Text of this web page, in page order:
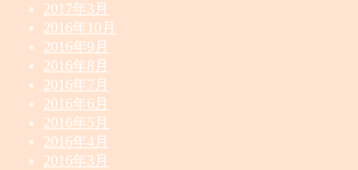
2017年3月
2016年10月
2016年9月
2016年8月
2016年7月
2016年6月
2016年5月
2016年4月
2016年3月